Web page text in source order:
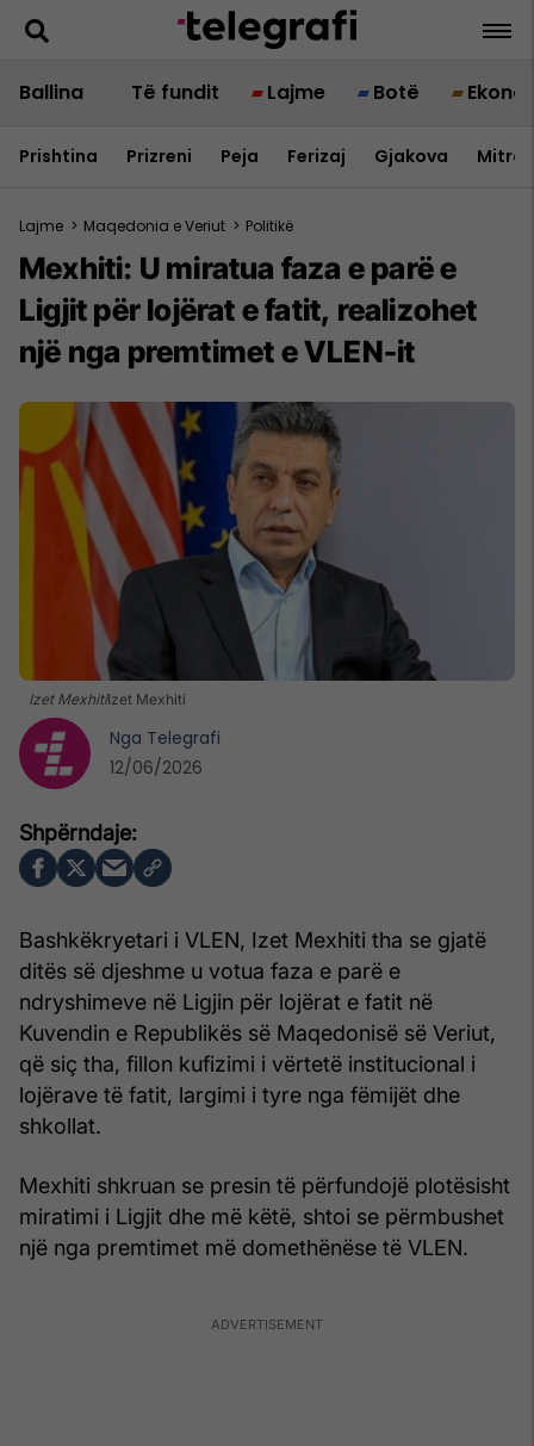
Ballina Të fundit Lajme Botë
Prishtina Prizreni Peja Ferizaj Gjakova
Lajme > Maqedonia e Veriut > Politikë
Mexhiti: U miratua faza e parë e
Ligjit për lojërat e fatit, realizohet
një nga premtimet e VLEN-it
Izet MexhitiIzet Mexhiti
Bashkëkryetari i VLEN, Izet Mexhiti tha se gjatë
ditës së djeshme u votua faza e parë e
ndryshimeve në Ligjin për lojërat e fatit në
Kuvendin e Republikës së Maqedonisë së Veriut,
që siç tha, fillon kufizimi i vërtetë institucional i
lojërave të fatit, largimi i tyre nga fëmijët dhe
shkollat.
Mexhiti shkruan se presin të përfundojë plotësisht
miratimi i Ligjit dhe më këtë, shtoi se përmbushet
një nga premtimet më domethënëse të VLEN.
Nga Telegrafi
12/06/2026